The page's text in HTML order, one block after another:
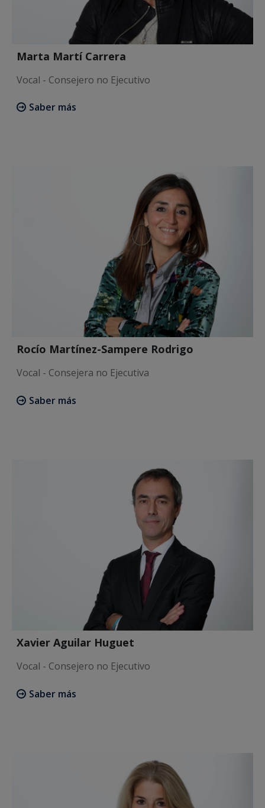
Marta Martí Carrera
Vocal - Consejero no Ejecutivo
Saber más
Rocío Martínez-Sampere Rodrigo
Vocal - Consejera no Ejecutiva
Saber más
Xavier Aguilar Huguet
Vocal - Consejero no Ejecutivo
Saber más